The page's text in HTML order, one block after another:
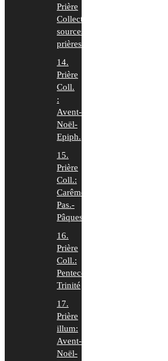
Prière
Collecte:
sources
prières
14.
Prière
Coll.
:
Avent-
Noël-
Epiph.
15.
Prière
Coll.:
Carême-
Pas.-
Pâques
16.
Prière
Coll.:
Pentecôte-
Trinité
17.
Prière
illum:
Avent-
Noël-